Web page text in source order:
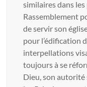
similaires dans
Rassemblement
de servir son
pour l’édification
interpellations
toujours à se
Dieu, son